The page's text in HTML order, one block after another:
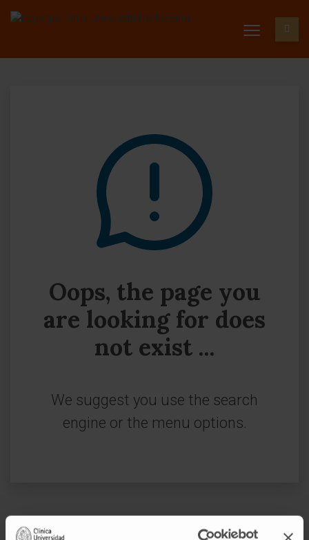
Oops, the page you
are looking for does
not exist ...
We suggest you use the search
engine or the menu options.